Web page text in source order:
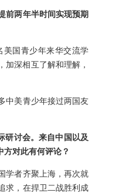
前两年半时间实现预期
美国青少年来华交流学
加深相互了解和理解，
中美青少年接过两国友
研讨会。来自中国以及
对此有何评论？
学者齐聚上海，再次就
求，在捍卫二战胜利成